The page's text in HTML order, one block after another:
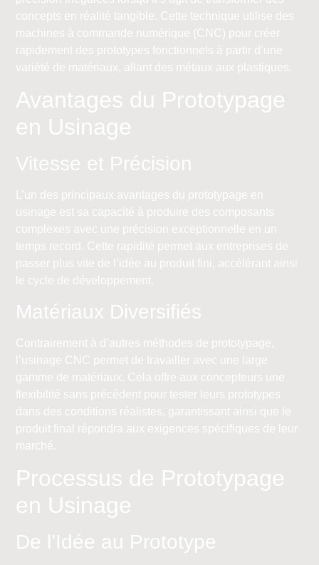
concepts en réalité tangible. Cette technique utilise des
machines à commande numérique (CNC) pour créer
rapidement des prototypes fonctionnels à partir d’une
variété de matériaux, allant des métaux aux plastiques.
Avantages du Prototypage
en Usinage
Vitesse et Précision
L’un des principaux avantages du prototypage en
usinage est sa capacité à produire des composants
complexes avec une précision exceptionnelle en un
temps record. Cette rapidité permet aux entreprises de
passer plus vite de l’idée au produit fini, accélérant ainsi
le cycle de développement.
Matériaux Diversifiés
Contrairement à d’autres méthodes de prototypage,
l’usinage CNC permet de travailler avec une large
gamme de matériaux. Cela offre aux concepteurs une
flexibilité sans précédent pour tester leurs prototypes
dans des conditions réalistes, garantissant ainsi que le
produit final répondra aux exigences spécifiques de leur
marché.
Processus de Prototypage
en Usinage
De l’Idée au Prototype